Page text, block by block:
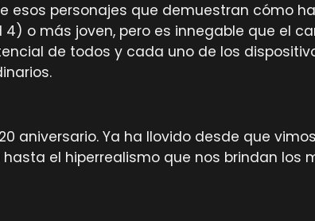
esos personajes que demuestran cómo
o más joven, pero es innegable que el
de todos y cada uno de los
aniversario. Ya ha llovido desde que
el hiperrealismo que nos brindan los